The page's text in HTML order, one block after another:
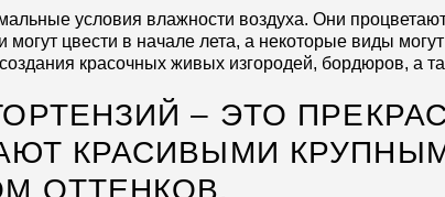
условия влажности воздуха. Они
могут цвести в начале лета, а некоторые виды
красочных живых изгородей, бордюров, а
– ЭТО
КРАСИВЫМИ
ОТТЕНКОВ.